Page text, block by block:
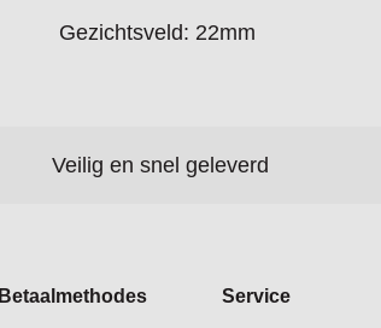
Gezichtsveld: 22mm
Veilig en snel geleverd
Betaalmethodes
Service